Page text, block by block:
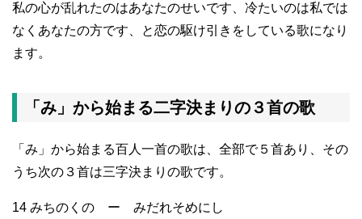
私の心が乱れたのはあなたのせいです、冷たいのは私では
なくあなたの方です、と恋の駆け引きをしている歌になり
ます。
「み」から始まる二字決まりの３首の歌
「み」から始まる百人一首の歌は、全部で５首あり、その
うち次の３首は三字決まりの歌です。
14 みちのくの ー みだれそめにし